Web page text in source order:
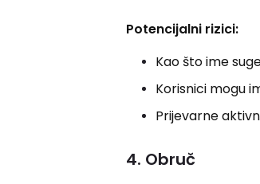
Potencijalni rizici:
Kao što ime
Korisnici mogu
Prijevarne
4. Obruč